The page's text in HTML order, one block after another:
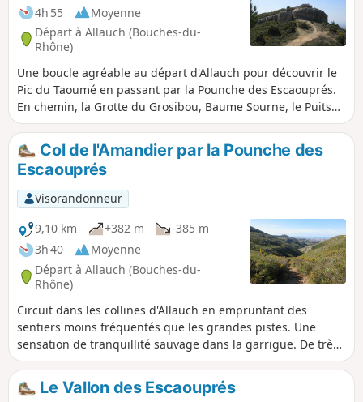
4h 55
Moyenne
Départ à Allauch (Bouches-du-
Rhône)
Une boucle agréable au départ d'Allauch pour découvrir le
Pic du Taoumé en passant par la Pounche des Escaouprés.
En chemin, la Grotte du Grosibou, Baume Sourne, le Puits
du Mûrier puis un retour par le Col du Tubé. Tout au long
de ce parcours un paysage somptueux à 360° à découvrir.
Col de l'Amandier par la Pounche des
Escaouprés
Visorandonneur
9,10 km
+382 m
-385 m
3h 40
Moyenne
Départ à Allauch (Bouches-du-
Rhône)
Circuit dans les collines d'Allauch en empruntant des
sentiers moins fréquentés que les grandes pistes. Une
sensation de tranquillité sauvage dans la garrigue. De très
belles vues sur Marseille et la Chaîne de l'Étoile, en
particulier sur l'Aire de la Moure, zone d'entraînement de
largage des avions de la Protection Civile.
Le Vallon des Escaouprés